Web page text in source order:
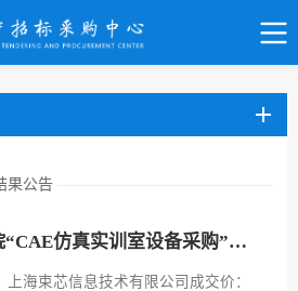
果公告
肇庆学院“CAE仿真实训室设备采购”项目 竞价结果公告(JJ24121111233486)
上海束芯信息技术有限公司成交价：